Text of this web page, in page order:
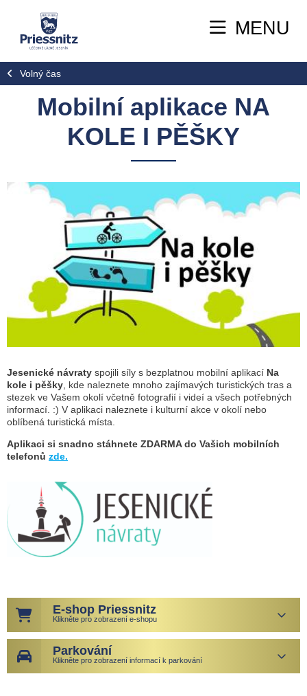
MENU
Volný čas
Mobilní aplikace NA
KOLE I PĚŠKY
Jesenické návraty spojili síly s bezplatnou mobilní aplikací Na
kole i pěšky, kde naleznete mnoho zajímavých turistických tras a
stezek ve Vašem okolí včetně fotografií i videí a všech potřebných
informací. :) V aplikaci naleznete i kulturní akce v okolí nebo
oblíbená turistická místa.
Aplikaci si snadno stáhnete ZDARMA do Vašich mobilních
telefonů zde.
E-shop Priessnitz
Klikněte pro zobrazení e-shopu
Parkování
Klikněte pro zobrazení informací k parkování